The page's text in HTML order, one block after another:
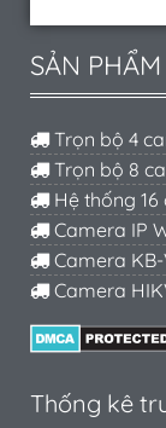
SẢN PHẨM
Trọn bộ 4
Trọn bộ 8
Hệ thống 16
Camera IP
Camera KB-
Camera
Thống kê